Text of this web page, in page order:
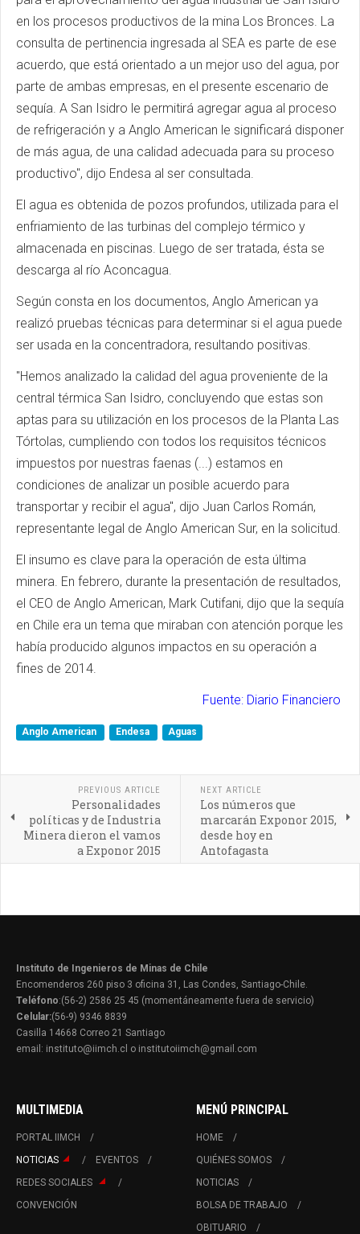
en los procesos productivos de la mina Los Bronces. La
consulta de pertinencia ingresada al SEA es parte de ese
acuerdo, que está orientado a un mejor uso del agua, por
parte de ambas empresas, en el presente escenario de
sequía. A San Isidro le permitirá agregar agua al proceso
de refrigeración y a Anglo American le significará disponer
de más agua, de una calidad adecuada para su proceso
productivo", dijo Endesa al ser consultada.
El agua es obtenida de pozos profundos, utilizada para el
enfriamiento de las turbinas del complejo térmico y
almacenada en piscinas. Luego de ser tratada, ésta se
descarga al río Aconcagua.
Según consta en los documentos, Anglo American ya
realizó pruebas técnicas para determinar si el agua puede
ser usada en la concentradora, resultando positivas.
"Hemos analizado la calidad del agua proveniente de la
central térmica San Isidro, concluyendo que estas son
aptas para su utilización en los procesos de la Planta Las
Tórtolas, cumpliendo con todos los requisitos técnicos
impuestos por nuestras faenas (...) estamos en
condiciones de analizar un posible acuerdo para
transportar y recibir el agua", dijo Juan Carlos Román,
representante legal de Anglo American Sur, en la solicitud.
El insumo es clave para la operación de esta última
minera. En febrero, durante la presentación de resultados,
el CEO de Anglo American, Mark Cutifani, dijo que la sequía
en Chile era un tema que miraban con atención porque les
había producido algunos impactos en su operación a
fines de 2014.
Fuente: Diario Financiero
Anglo American Endesa Aguas
PREVIOUS ARTICLE
Personalidades
políticas y de Industria
Minera dieron el vamos
a Exponor 2015
NEXT ARTICLE
Los números que
marcarán Exponor 2015,
desde hoy en
Antofagasta
Instituto de Ingenieros de Minas de Chile
Encomenderos 260 piso 3 oficina 31, Las Condes, Santiago-Chile.
Teléfono:(56-2) 2586 25 45 (momentáneamente fuera de servicio)
Celular:(56-9) 9346 8839
Casilla 14668 Correo 21 Santiago
email: instituto@iimch.cl o institutoiimch@gmail.com
MULTIMEDIA
PORTAL IIMCH
NOTICIAS
EVENTOS
REDES SOCIALES
CONVENCIÓN
MENÚ PRINCIPAL
HOME
QUIÉNES SOMOS
NOTICIAS
BOLSA DE TRABAJO
OBITUARIO